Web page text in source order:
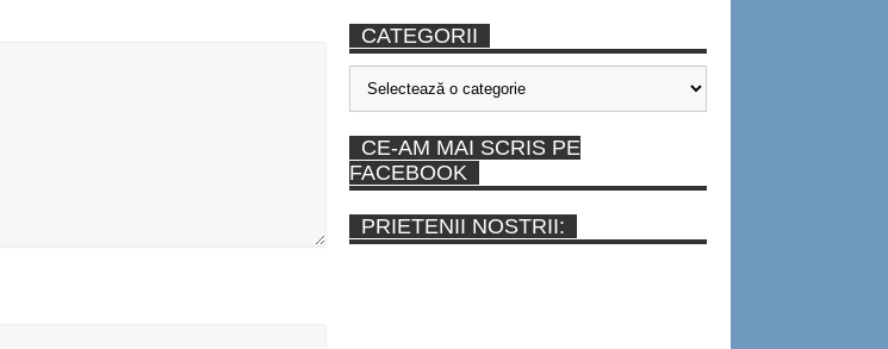
CATEGORII
Categorii
CE-AM MAI SCRIS PE
FACEBOOK
PRIETENII NOSTRII: